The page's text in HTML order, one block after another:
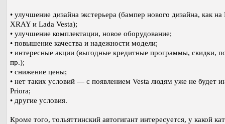
• улучшение дизайна экстерьера (бампер нового дизайна, как на
XRAY и Lada Vesta);
• улучшение комплектации, новое оборудование;
• повышение качества и надежности модели;
• интересные акции (выгодные кредитные программы, скидки,
пр.);
• снижение цены;
• нет таких условий — с появлением Vesta людям уже не будет
Priora;
• другие условия.
Кроме того, тольяттинский автогигант интересуется, у какой